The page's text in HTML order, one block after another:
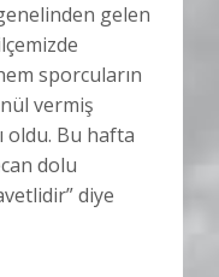
gelen
sporcuların
vermiş
oldu. Bu hafta
dolu
diye